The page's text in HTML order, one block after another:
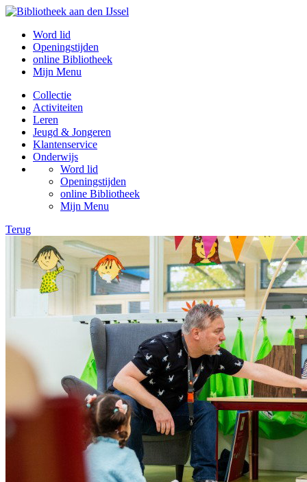
Word lid
Openingstijden
online Bibliotheek
Mijn Menu
Collectie
Activiteiten
Leren
Jeugd & Jongeren
Klantenservice
Onderwijs
Word lid
Openingstijden
online Bibliotheek
Mijn Menu
Terug